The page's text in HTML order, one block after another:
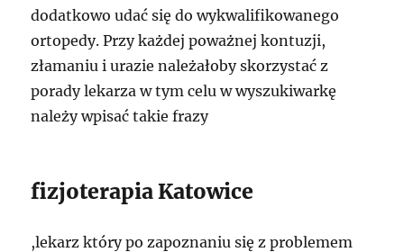
dodatkowo udać się do wykwalifikowanego
ortopedy. Przy każdej poważnej kontuzji,
złamaniu i urazie należałoby skorzystać z
porady lekarza w tym celu w wyszukiwarkę
należy wpisać takie frazy
fizjoterapia Katowice
,lekarz który po zapoznaniu się z problemem